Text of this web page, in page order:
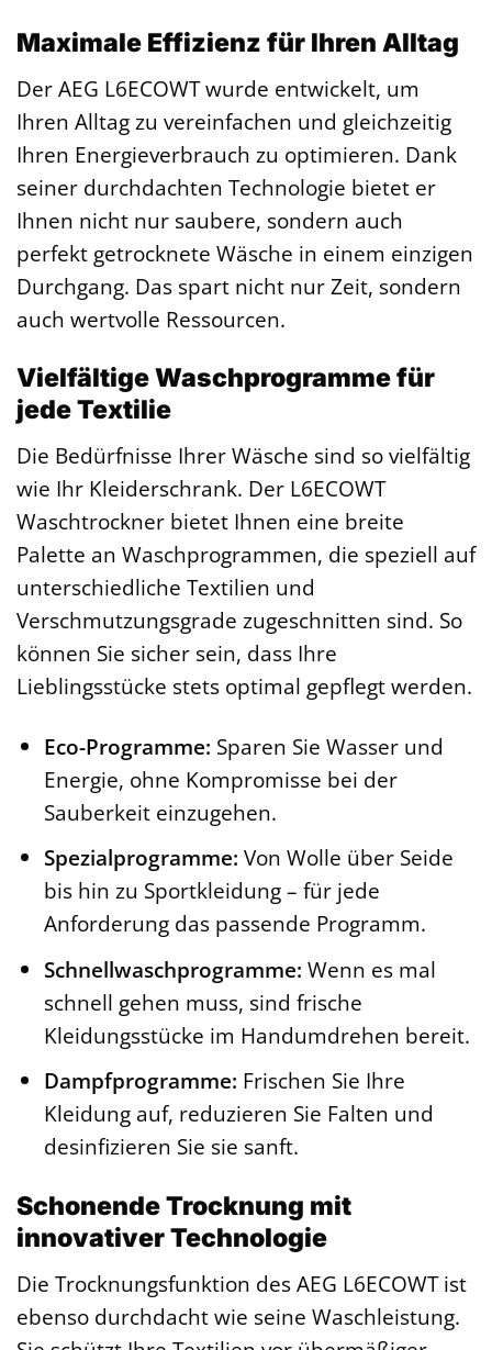
Maximale Effizienz für Ihren Alltag
Der AEG L6ECOWT wurde entwickelt, um
Ihren Alltag zu vereinfachen und gleichzeitig
Ihren Energieverbrauch zu optimieren. Dank
seiner durchdachten Technologie bietet er
Ihnen nicht nur saubere, sondern auch
perfekt getrocknete Wäsche in einem einzigen
Durchgang. Das spart nicht nur Zeit, sondern
auch wertvolle Ressourcen.
Vielfältige Waschprogramme für
jede Textilie
Die Bedürfnisse Ihrer Wäsche sind so vielfältig
wie Ihr Kleiderschrank. Der L6ECOWT
Waschtrockner bietet Ihnen eine breite
Palette an Waschprogrammen, die speziell auf
unterschiedliche Textilien und
Verschmutzungsgrade zugeschnitten sind. So
können Sie sicher sein, dass Ihre
Lieblingsstücke stets optimal gepflegt werden.
Eco-Programme: Sparen Sie Wasser und
Energie, ohne Kompromisse bei der
Sauberkeit einzugehen.
Spezialprogramme: Von Wolle über Seide
bis hin zu Sportkleidung – für jede
Anforderung das passende Programm.
Schnellwaschprogramme: Wenn es mal
schnell gehen muss, sind frische
Kleidungsstücke im Handumdrehen bereit.
Dampfprogramme: Frischen Sie Ihre
Kleidung auf, reduzieren Sie Falten und
desinfizieren Sie sie sanft.
Schonende Trocknung mit
innovativer Technologie
Die Trocknungsfunktion des AEG L6ECOWT ist
ebenso durchdacht wie seine Waschleistung.